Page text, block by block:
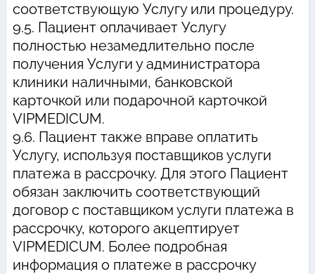
соответствующую Услугу или процедуру.
9.5. Пациент оплачивает Услугу
полностью незамедлительно после
получения Услуги у администратора
клиники наличными, банковской
карточкой или подарочной карточкой
VIPMEDICUM.
9.6. Пациент также вправе оплатить
Услугу, используя поставщиков услуги
платежа в рассрочку. Для этого Пациент
обязан заключить соответствующий
договор с поставщиком услуги платежа в
рассрочку, которого акцептирует
VIPMEDICUM. Более подробная
информация о платеже в рассрочку